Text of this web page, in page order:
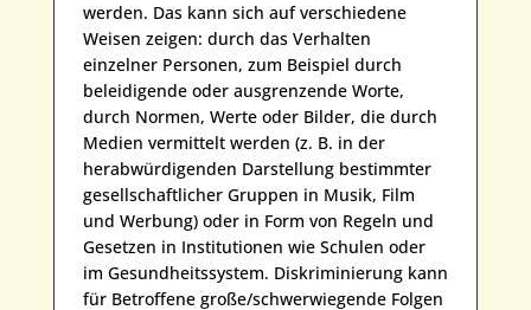
werden. Das kann sich auf verschiedene
Weisen zeigen: durch das Verhalten
einzelner Personen, zum Beispiel durch
beleidigende oder ausgrenzende Worte,
durch Normen, Werte oder Bilder, die durch
Medien vermittelt werden (z. B. in der
herabwürdigenden Darstellung bestimmter
gesellschaftlicher Gruppen in Musik, Film
und Werbung) oder in Form von Regeln und
Gesetzen in Institutionen wie Schulen oder
im Gesundheitssystem. Diskriminierung kann
für Betroffene große/schwerwiegende Folgen